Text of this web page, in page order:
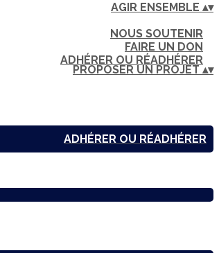
AGIR ENSEMBLE ▴▾
NOUS SOUTENIR
FAIRE UN DON
ADHÉRER OU RÉADHÉRER
PROPOSER UN PROJET▴▾
ADHÉRER OU RÉADHÉRER